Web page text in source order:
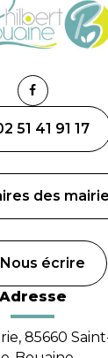
Lien
le
compte
51 41 91 17
des
Nous écrire
Adresse
85660